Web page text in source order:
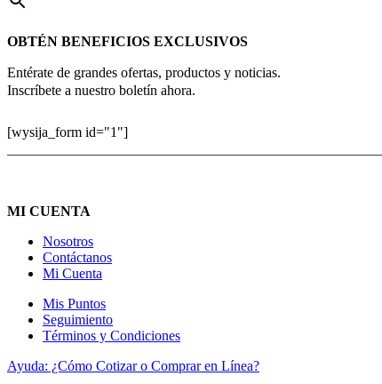
OBTÉN BENEFICIOS EXCLUSIVOS
Entérate de grandes ofertas, productos y noticias.
Inscríbete a nuestro boletín ahora.
[wysija_form id="1"]
MI CUENTA
Nosotros
Contáctanos
Mi Cuenta
Mis Puntos
Seguimiento
Términos y Condiciones
Ayuda: ¿Cómo Cotizar o Comprar en Línea?